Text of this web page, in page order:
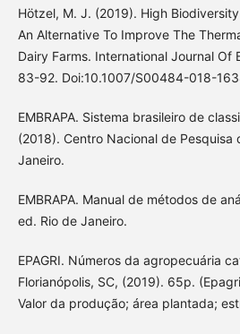
Hötzel, M. J. (2019). High
An Alternative To Improve The
Dairy Farms. International Journal Of
83-92. Doi:10.1007/S00484-018-
EMBRAPA. Sistema brasileiro de
(2018). Centro Nacional de Pesquisa
Janeiro.
EMBRAPA. Manual de métodos de
ed. Rio de Janeiro.
EPAGRI. Números da agropecuária
Florianópolis, SC, (2019). 65p.
Valor da produção; área plantada;